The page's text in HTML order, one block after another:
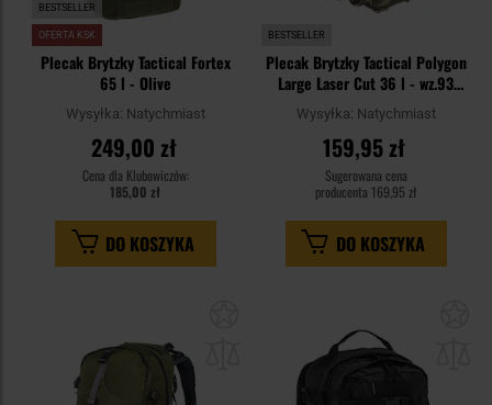
BESTSELLER
OFERTA KSK
Plecak Brytzky Tactical Fortex
65 l - Olive
Wysyłka: Natychmiast
249,00 zł
Cena dla Klubowiczów:
185,00 zł
DO KOSZYKA
BESTSELLER
Plecak Brytzky Tactical Polygon
Large Laser Cut 36 l - wz.93
Pantera PL Woodland
Wysyłka: Natychmiast
159,95 zł
Sugerowana cena
producenta 169,95 zł
DO KOSZYKA
schowka